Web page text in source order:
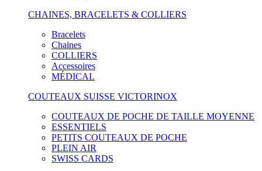
CHAINES, BRACELETS & COLLIERS
Bracelets
Chaines
COLLIERS
Accessoires
MÉDICAL
COUTEAUX SUISSE VICTORINOX
COUTEAUX DE POCHE DE TAILLE MOYENNE
ESSENTIELS
PETITS COUTEAUX DE POCHE
PLEIN AIR
SWISS CARDS